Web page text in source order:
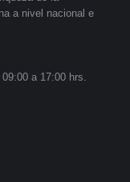
a nivel nacional e
a 17:00 hrs.